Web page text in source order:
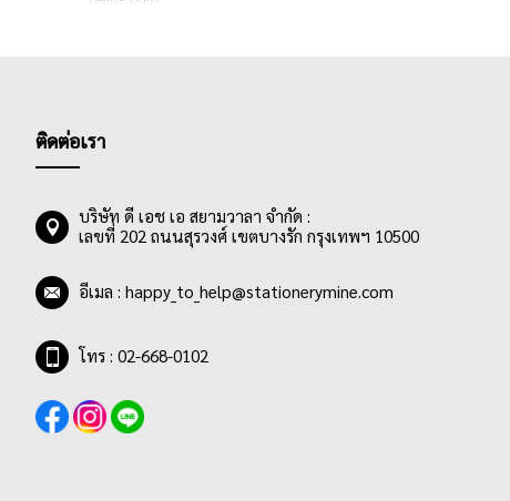
ติดต่อเรา
บริษัท ดี เอช เอ สยามวาลา จำกัด :
เลขที่ 202 ถนนสุรวงศ์ เขตบางรัก กรุงเทพฯ 10500
อีเมล : happy_to_help@stationerymine.com
โทร : 02-668-0102